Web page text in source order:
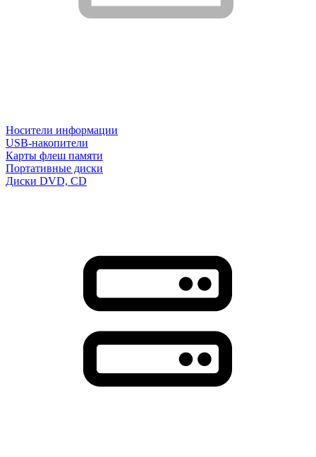
Носители информации
USB-накопители
Карты флеш памяти
Портативные диски
Диски DVD, CD